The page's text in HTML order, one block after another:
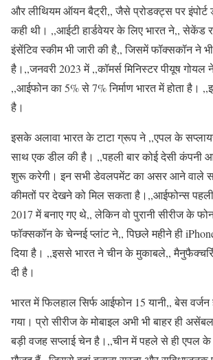
और लीथियम ऑयन बैट्री,, जैसे प्रोडक्ट्स पर इंपोर्ट
कही थी। ,,आईटी हार्डवेयर के लिए भारत ने,, सेकेंड
इंसेंटिव स्कीम भी जारी की है,, जिसमें फॉक्सकॉन ने
है।,,जनवरी 2023 में ,,कॉमर्स मिनिस्टर पीयूष गोयल
,,आईफोन का 5% से 7% निर्माण भारत में होता है।
है।
इसके अलावा भारत के टाटा ग्रूप ने ,,एपल के
साथ एक डील की है। ,,पहली बार कोई देसी कंपनी
शुरू करेगी। इन सभी डेवलपमेंट का असर आने वाले
कीमतों पर देखने को मिल सकता है।,,आईफोन्स पहली
2017 में बनाए गए थे,, लेकिन वो पुरानी सीरीज के
फॉक्सकॉन के चेन्नई प्लांट ने,, पिछले महीने ही
दिया है। ,,इससे भारत ने चीन के मुकाबले,,
दी है।
भारत में फिलहाल सिर्फ आईफोन 15 यानी,, बेस
गया। प्रो सीरीज के मोबाइल अभी भी बाहर ही
बड़ी वजह सप्लाई चेन है।,,चीन में पहले से ही एपल के